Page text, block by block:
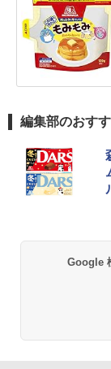
編集部のおす
Google